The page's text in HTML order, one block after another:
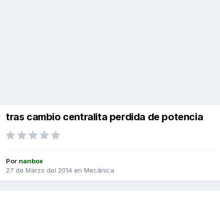
tras cambio centralita perdida de potencia
Por nanbox
27 de Marzo del 2014 en Mecánica